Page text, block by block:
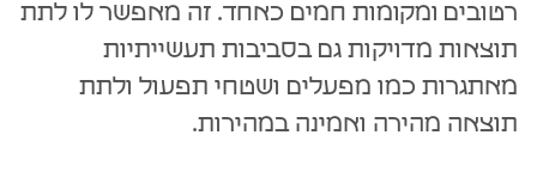
רטובים ומקומות חמים כאחד. זה מאפשר לו לתת
תוצאות מדויקות גם בסביבות תעשייתיות
מאתגרות כמו מפעלים ושטחי תפעול ולתת
תוצאה מהירה ואמינה במהירות.